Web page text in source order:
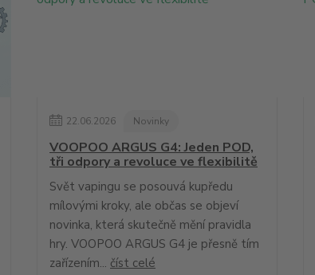
22.06.2026 Novinky
VOOPOO ARGUS G4: Jeden POD,
tři odpory a revoluce ve flexibilitě
Svět vapingu se posouvá kupředu
mílovými kroky, ale občas se objeví
novinka, která skutečně mění pravidla
hry. VOOPOO ARGUS G4 je přesně tím
zařízením... číst celé